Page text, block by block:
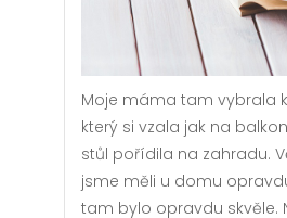
Moje máma tam vybrala
který si vzala jak na
stůl pořídila na zahradu.
jsme měli u domu
tam bylo opravdu skvěle.